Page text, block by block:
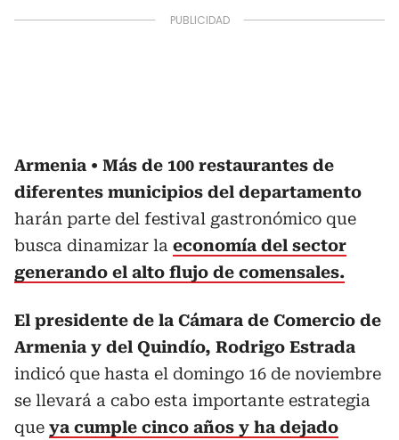
Armenia
Más de 100 restaurantes de
diferentes municipios del departamento
harán parte del festival gastronómico que
busca dinamizar la economía del sector
generando el alto flujo de comensales.
El presidente de la Cámara de Comercio de
Armenia y del Quindío, Rodrigo Estrada
indicó que hasta el domingo 16 de noviembre
se llevará a cabo esta importante estrategia
que ya cumple cinco años y ha dejado